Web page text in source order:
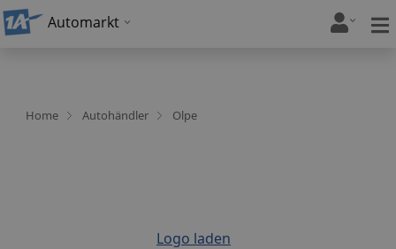
Automarkt
Home Autohändler Olpe
Logo laden